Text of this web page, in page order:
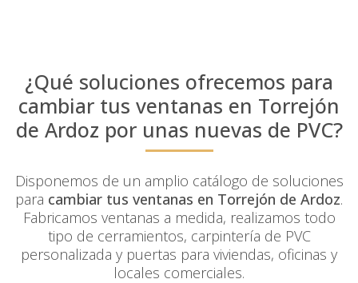
¿Qué soluciones ofrecemos para
cambiar tus ventanas en Torrejón
de Ardoz por unas nuevas de PVC?
Disponemos de un amplio catálogo de soluciones
para cambiar tus ventanas en Torrejón de Ardoz.
Fabricamos ventanas a medida, realizamos todo
tipo de cerramientos, carpintería de PVC
personalizada y puertas para viviendas, oficinas y
locales comerciales.